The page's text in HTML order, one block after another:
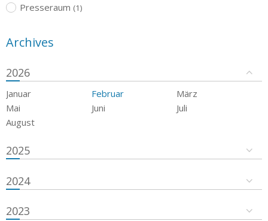
Presseraum (1)
Archives
2026
Januar Februar
März
Mai
Juni
Juli
August
2025
2024
2023